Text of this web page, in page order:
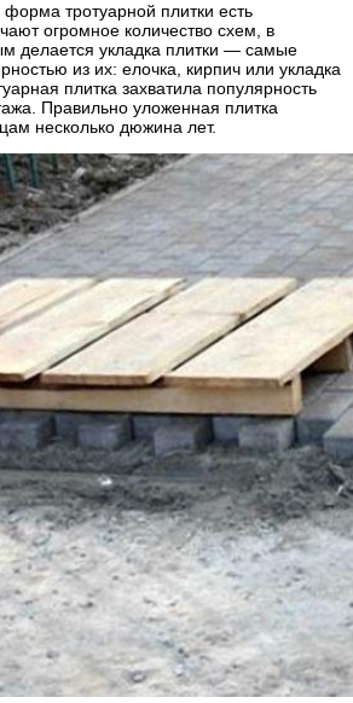
тротуарной плитки есть
огромное количество схем, в
делается укладка плитки — самые
из их: елочка, кирпич или укладка
плитка захватила популярность
Правильно уложенная плитка
несколько дюжина лет.